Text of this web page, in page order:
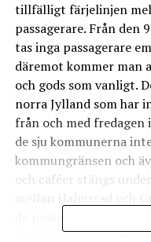
tillfälligt färjelinjen
passagerare. Från den
tas inga passagerare
däremot kommer
och gods som vanligt.
norra Jylland som har
från och med
de sju kommunerna
kommungränsen och
och caféer stängs
de passagerare som
Fredrikshamn under